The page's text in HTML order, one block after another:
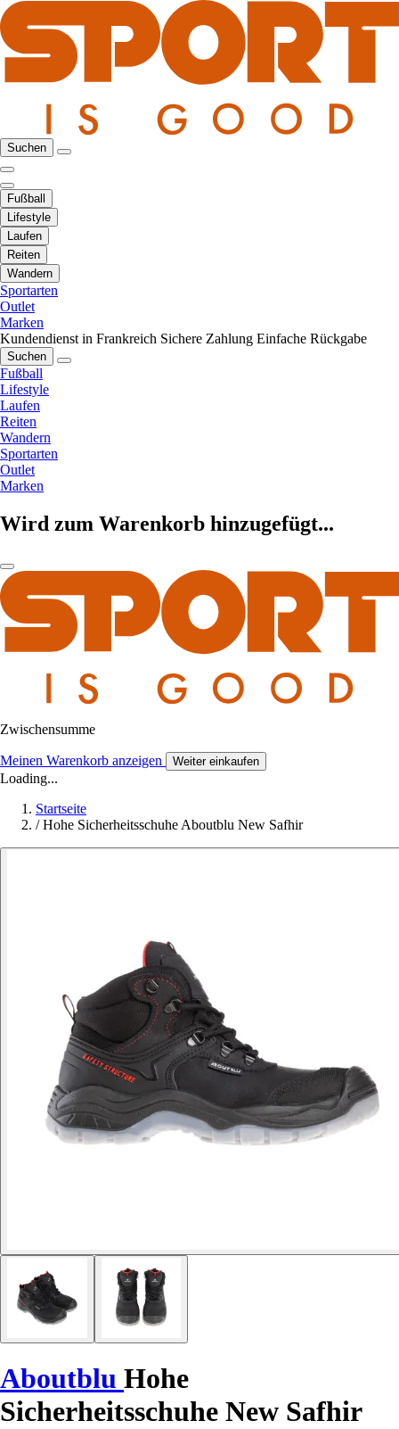
Suchen
Fußball
Lifestyle
Laufen
Reiten
Wandern
Sportarten
Outlet
Marken
Kundendienst in Frankreich Sichere Zahlung Einfache Rückgabe
Suchen
Fußball
Lifestyle
Laufen
Reiten
Wandern
Sportarten
Outlet
Marken
Wird zum Warenkorb hinzugefügt...
Zwischensumme
Meinen Warenkorb anzeigen Weiter einkaufen
Loading...
Startseite
/ Hohe Sicherheitsschuhe Aboutblu New Safhir
Aboutblu Hohe
Sicherheitsschuhe New Safhir